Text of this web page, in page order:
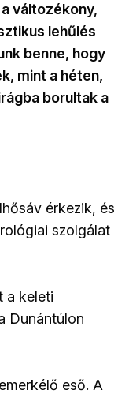
változékony,
lehűlés
benne, hogy
mint a héten,
borultak a
érkezik, és
szolgálat
a keleti
Dunántúlon
eső. A